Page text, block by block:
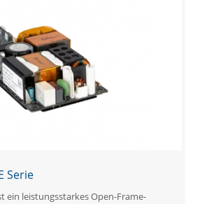
Serie
ein leistungsstarkes Open-Frame-